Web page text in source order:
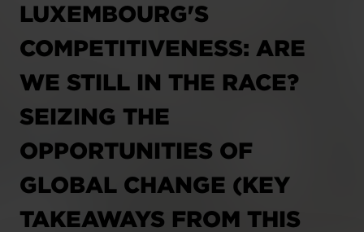
LUXEMBOURG'S
COMPETITIVENESS: ARE
WE STILL IN THE RACE?
SEIZING THE
OPPORTUNITIES OF
GLOBAL CHANGE (KEY
TAKEAWAYS FROM THIS